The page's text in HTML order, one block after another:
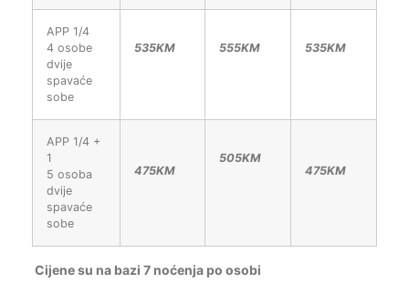
APP 1/4
4 osobe
dvije
spavaće
sobe
535KM 555KM 535KM
APP 1/4 +
1
5 osoba
dvije
spavaće
sobe
475KM
505KM
475KM
Cijene su na bazi 7 noćenja po osobi